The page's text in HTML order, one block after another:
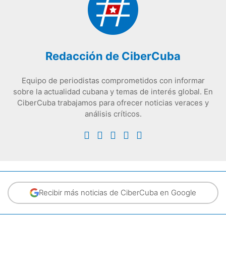
Redacción de CiberCuba
Equipo de periodistas comprometidos con informar
sobre la actualidad cubana y temas de interés global. En
CiberCuba trabajamos para ofrecer noticias veraces y
análisis críticos.
Recibir más noticias de CiberCuba en Google